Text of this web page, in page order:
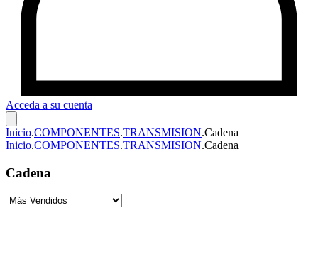
Acceda a su cuenta
Inicio.COMPONENTES.TRANSMISION.Cadena
Inicio.COMPONENTES.TRANSMISION.Cadena
Cadena